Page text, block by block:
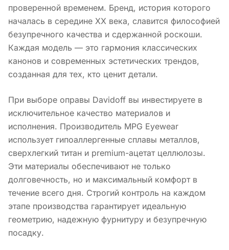
проверенной временем. Бренд, история которого
началась в середине XX века, славится философией
безупречного качества и сдержанной роскоши.
Каждая модель — это гармония классических
канонов и современных эстетических трендов,
созданная для тех, кто ценит детали.
При выборе оправы Davidoff вы инвестируете в
исключительное качество материалов и
исполнения. Производитель MPG Eyewear
использует гипоаллергенные сплавы металлов,
сверхлегкий титан и premium-ацетат целлюлозы.
Эти материалы обеспечивают не только
долговечность, но и максимальный комфорт в
течение всего дня. Строгий контроль на каждом
этапе производства гарантирует идеальную
геометрию, надежную фурнитуру и безупречную
посадку.